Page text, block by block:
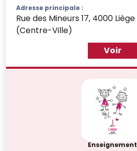
Adresse principale :
Rue des Mineurs 17, 4000 Liège
(Centre-Ville)
Voir
Enseignement